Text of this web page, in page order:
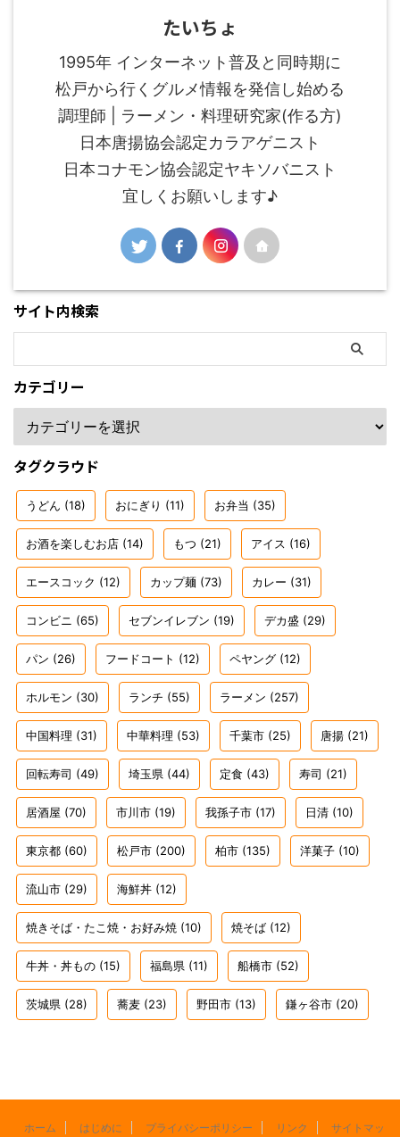
たいちょ
1995年 インターネット普及と同時期に
松戸から行くグルメ情報を発信し始める
調理師 | ラーメン・料理研究家(作る方)
日本唐揚協会認定カラアゲニスト
日本コナモン協会認定ヤキソバニスト
宜しくお願いします♪
サイト内検索
カテゴリー
タグクラウド
うどん (18) おにぎり (11) お弁当 (35)
お酒を楽しむお店 (14) もつ (21) アイス (16)
エースコック (12) カップ麺 (73) カレー (31)
コンビニ (65) セブンイレブン (19) デカ盛 (29)
パン (26) フードコート (12) ペヤング (12)
ホルモン (30) ランチ (55) ラーメン (257)
中国料理 (31) 中華料理 (53) 千葉市 (25) 唐揚 (21)
回転寿司 (49) 埼玉県 (44) 定食 (43) 寿司 (21)
居酒屋 (70) 市川市 (19) 我孫子市 (17) 日清 (10)
東京都 (60) 松戸市 (200) 柏市 (135) 洋菓子 (10)
流山市 (29) 海鮮丼 (12)
焼きそば・たこ焼・お好み焼 (10) 焼そば (12)
牛丼・丼もの (15) 福島県 (11) 船橋市 (52)
茨城県 (28) 蕎麦 (23) 野田市 (13) 鎌ヶ谷市 (20)
ホーム はじめに プライバシーポリシー リンク サイトマッ